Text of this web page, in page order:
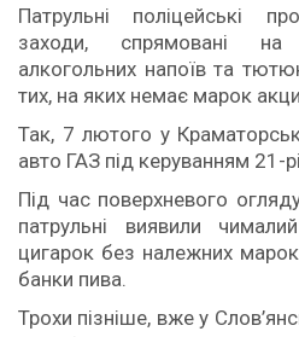
Патрульні поліцейські
заходи, спрямовані на
алкогольних напоїв та
тих, на яких немає марок
Так, 7 лютого у
авто ГАЗ під керуванням 21-
Під час поверхневого
патрульні виявили
цигарок без належних
банки пива.
Трохи пізніше, вже у